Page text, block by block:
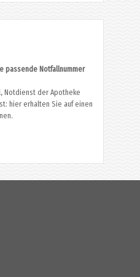
passende Notfallnummer
Notdienst der Apotheke
hier erhalten Sie auf einen